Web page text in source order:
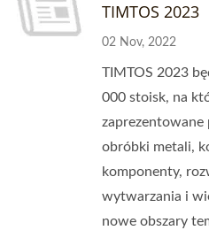
TIMTOS 2023
02 Nov, 2022
TIMTOS 2023
000 stoisk, na
zaprezentowane
obróbki metali,
komponenty,
wytwarzania i
nowe obszary